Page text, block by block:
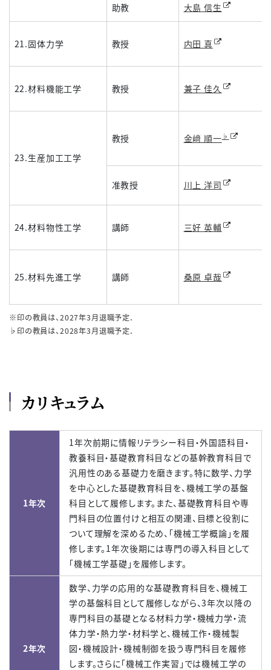
助教 大島 信生
21.固体力学 教授 内田 真
22.材料機能工学 教授 兼子 佳久
23.生産加工工学
教授 金﨑 順一 ♭
准教授 川上 洋司
24.材料物性工学 講師 三好 英輔
25.材料先進工学 講師 桑原 卓哉
※印の教員は、2027年3月退職予定．
♭印の教員は、2028年3月退職予定．
カリキュラム
1年次
1年次前期に情報リテラシー科目・外国語科目・
教養科目・基礎教育科目などの基幹教育科目で
汎用性のある基礎力を磨きます。特に数学、力学
を中心とした基礎教育科目を、機械工学の基盤
科目として履修します。また、基礎教育科目や専
門科目の位置付けと相互の関連、目標と役割に
ついて理解を深めるため、「機械工学概論」を履
修します。1年次後期には専門の導入科目として
「機械工学基礎」を履修します。
2年次
数学、力学の応用的な基礎教育科目を、機械工
学の基盤科目として履修しながら、3年次以降の
専門科目の基礎となる材料力学・機械力学・流
体力学・熱力学・材料学と、機械工作・機械製
図・機械設計・機械制御を扱う専門科目を履修
します。さらに「機械工作実習」では機械工学の